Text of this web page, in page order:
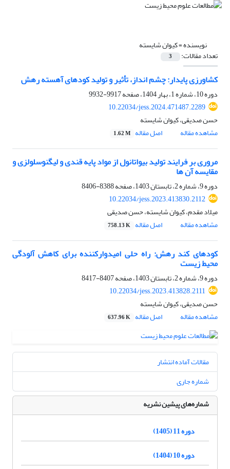
نویسنده =کیوان شایسته
تعداد مقالات: 3
کشاورزی پایدار: چشم انداز، تأثیر و تولید کودهای آهسته رهش
دوره 10، شماره 1، بهار 1404، صفحه
9917-9932
10.22034/jess.2024.471487.2289
حسن صدیقی، کیوان شایسته
مشاهده مقاله
اصل مقاله 1.62 M
مروری بر فرایند تولید بیو‌اتانول از مواد پایه قندی و لیگنوسلولزی و
مقایسه آن ها
دوره 9، شماره 2، تابستان 1403، صفحه
8388-8406
10.22034/jess.2023.413830.2112
میلاد مقدم، کیوان شایسته، حسن صدیقی
مشاهده مقاله
اصل مقاله 758.13 K
کودهای کند رهش: راه حلی امیدوارکننده برای کاهش آلودگی
محیط زیست
دوره 9، شماره 2، تابستان 1403، صفحه
8407-8417
10.22034/jess.2023.413828.2111
حسن صدیقی، کیوان شایسته
مشاهده مقاله
اصل مقاله 637.96 K
مقالات آماده انتشار
شماره جاری
شماره‌های پیشین نشریه
دوره 11 (1405)
دوره 10 (1404)